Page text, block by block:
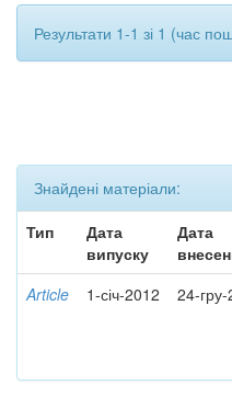
Результати 1-1 зі 1 (час
Знайдені матеріали:
Тип
Дата
випуску
Дата
Article 1-січ-2012 24-